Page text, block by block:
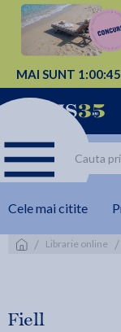
MAI SUNT 1:00:
Cele mai citite
/ Librarie online /
Fiell